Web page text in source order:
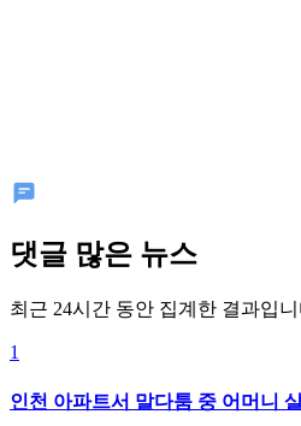
댓글 많은 뉴스
최근 24시간 동안 집계한 결과입니
1
인천 아파트서 말다툼 중 어머니